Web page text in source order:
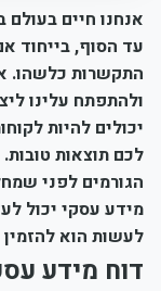
אנחנו חיים
עד הסוף, בייחוד
התקשרות כלשהו.
ולהתפתח עלינו
יכולים להיות
לכם תוצאות
הגורמים לפני
מידע עסקי יכול
לעשות הוא להזמין
דוח מידע